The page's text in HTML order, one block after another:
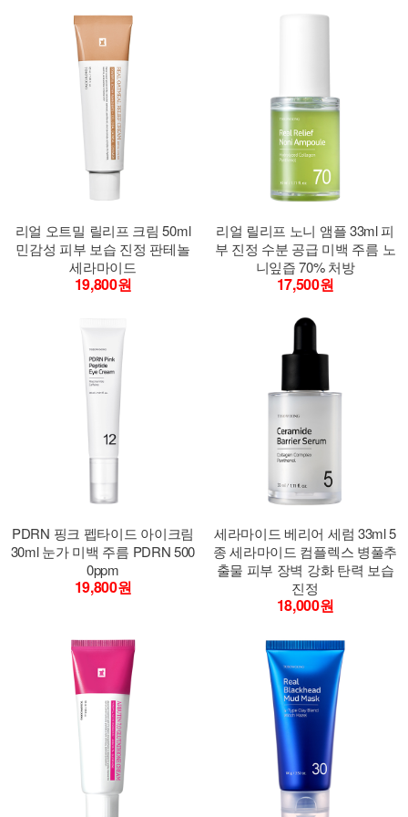
리얼 오트밀 릴리프 크림 50ml
민감성 피부 보습 진정 판테놀
세라마이드
19,800원
리얼 릴리프 노니 앰플 33ml 피
부 진정 수분 공급 미백 주름 노
니잎즙 70% 처방
17,500원
PDRN 핑크 펩타이드 아이크림
30ml 눈가 미백 주름 PDRN 500
0ppm
19,800원
세라마이드 베리어 세럼 33ml 5
종 세라마이드 컴플렉스 병풀추
출물 피부 장벽 강화 탄력 보습
진정
18,000원